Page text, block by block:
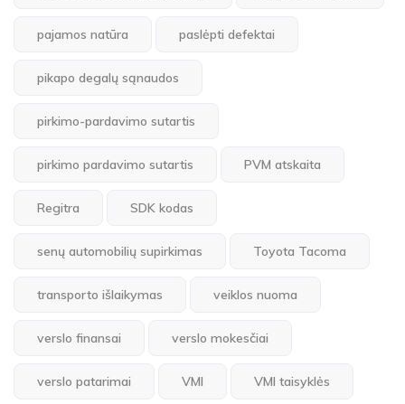
pajamos natūra paslėpti defektai
pikapo degalų sąnaudos
pirkimo-pardavimo sutartis
pirkimo pardavimo sutartis PVM atskaita
Regitra SDK kodas
senų automobilių supirkimas Toyota Tacoma
transporto išlaikymas veiklos nuoma
verslo finansai verslo mokesčiai
verslo patarimai VMI VMI taisyklės